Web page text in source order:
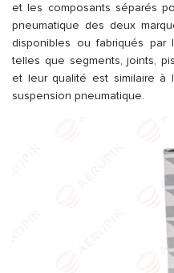
et les composants séparés
pneumatique des deux
disponibles ou fabriqués par
telles que segments, joints,
et leur qualité est similaire à
suspension pneumatique.